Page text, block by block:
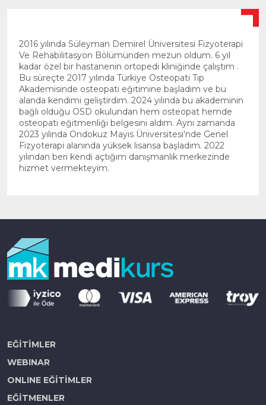
2016 yılında Süleyman Demirel Üniversitesi Fizyoterapi
Ve Rehabilitasyon Bölümünden mezun oldum. 6 yıl
kadar özel bir hastanenin ortopedi kliniğinde çalıştım .
Bu süreçte 2017 yılında Türkiye Osteopati Tıp
Akademisinde osteopati eğitimine başladım ve bu
alanda kendimi geliştirdim. 2024 yılında bu akademinin
bağlı olduğu OSD okulundan hem osteopat hemde
osteopati eğitmenliği belgesini aldım. Aynı zamanda
2023 yılında Ondokuz Mayıs Üniversitesi’nde Genel
Fizyoterapi alanında yüksek lisansa başladım. 2022
yılından beri kendi açtığım danışmanlık merkezinde
hizmet vermekteyim.
EĞİTİMLER
WEBINAR
ONLINE EĞİTİMLER
EĞİTMENLER